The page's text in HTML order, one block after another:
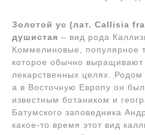
Золотой ус (лат. Callisia
душистая – вид рода
Коммелиновые, популярное
которое обычно выращивают
лекарственных целях. Родом
а в Восточную Европу он
известным ботаником и
Батумского заповедника
какое-то время этот вид